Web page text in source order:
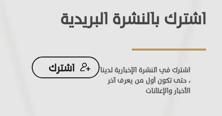
اشترك بالنشرة البريدية
اشترك في النشرة الإخبارية لدينا
، حتى تكون أول من يعرف آخر
الأخبار والإعلانات
اشترك